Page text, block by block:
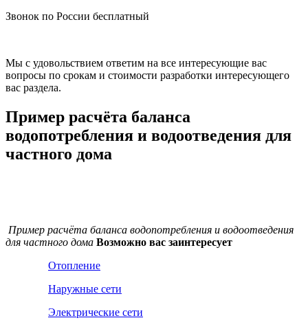
Звонок по России бесплатный
Мы с удовольствием ответим на все интересующие вас
вопросы по срокам и стоимости разработки интересующего
вас раздела.
Пример расчёта баланса
водопотребления и водоотведения для
частного дома
Пример расчёта баланса водопотребления и водоотведения
для частного дома Возможно вас заинтересует
Отопление
Наружные сети
Электрические сети